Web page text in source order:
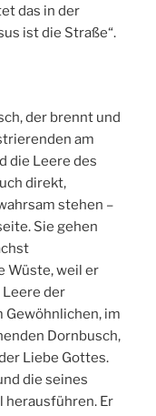
das in der
ist die Straße“.
der brennt und
am
die Leere des
direkt,
stehen –
Sie gehen
Wüste, weil er
Leere der
im
Dornbusch,
Liebe Gottes.
die seines
herausführen. Er